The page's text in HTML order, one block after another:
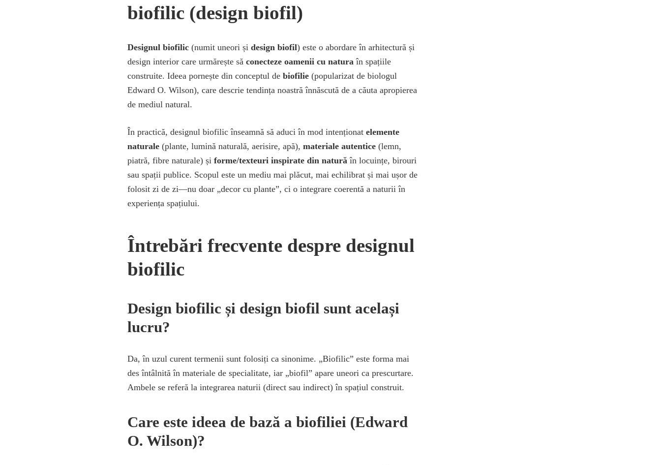
biofilic (design biofil)
Designul biofilic (numit uneori și design biofil) este o abordare în arhitectură și
design interior care urmărește să conecteze oamenii cu natura în spațiile
construite. Ideea pornește din conceptul de biofilie (popularizat de biologul
Edward O. Wilson), care descrie tendința noastră înnăscută de a căuta apropierea
de mediul natural.
În practică, designul biofilic înseamnă să aduci în mod intenționat elemente
naturale (plante, lumină naturală, aerisire, apă), materiale autentice (lemn,
piatră, fibre naturale) și forme/texteuri inspirate din natură în locuințe, birouri
sau spații publice. Scopul este un mediu mai plăcut, mai echilibrat și mai ușor de
folosit zi de zi—nu doar „decor cu plante”, ci o integrare coerentă a naturii în
experiența spațiului.
Întrebări frecvente despre designul
biofilic
Design biofilic și design biofil sunt același
lucru?
Da, în uzul curent termenii sunt folosiți ca sinonime. „Biofilic” este forma mai
des întâlnită în materiale de specialitate, iar „biofil” apare uneori ca prescurtare.
Ambele se referă la integrarea naturii (direct sau indirect) în spațiul construit.
Care este ideea de bază a biofiliei (Edward
O. Wilson)?